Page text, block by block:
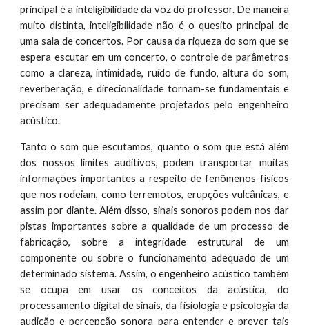
principal é a inteligibilidade da voz do professor. De maneira
muito distinta, inteligibilidade não é o quesito principal de
uma sala de concertos. Por causa da riqueza do som que se
espera escutar em um concerto, o controle de parâmetros
como a clareza, intimidade, ruído de fundo, altura do som,
reverberação, e direcionalidade tornam-se fundamentais e
precisam ser adequadamente projetados pelo engenheiro
acústico.
Tanto o som que escutamos, quanto o som que está além
dos nossos limites auditivos, podem transportar muitas
informações importantes a respeito de fenômenos físicos
que nos rodeiam, como terremotos, erupções vulcânicas, e
assim por diante. Além disso, sinais sonoros podem nos dar
pistas importantes sobre a qualidade de um processo de
fabricação, sobre a integridade estrutural de um
componente ou sobre o funcionamento adequado de um
determinado sistema. Assim, o engenheiro acústico também
se ocupa em usar os conceitos da acústica, do
processamento digital de sinais, da fisiologia e psicologia da
audição e percepção sonora para entender e prever tais